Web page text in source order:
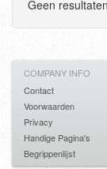
Geen
COMPANY INFO
Contact
Voorwaarden
Privacy
Handige Pagina's
Begrippenlijst